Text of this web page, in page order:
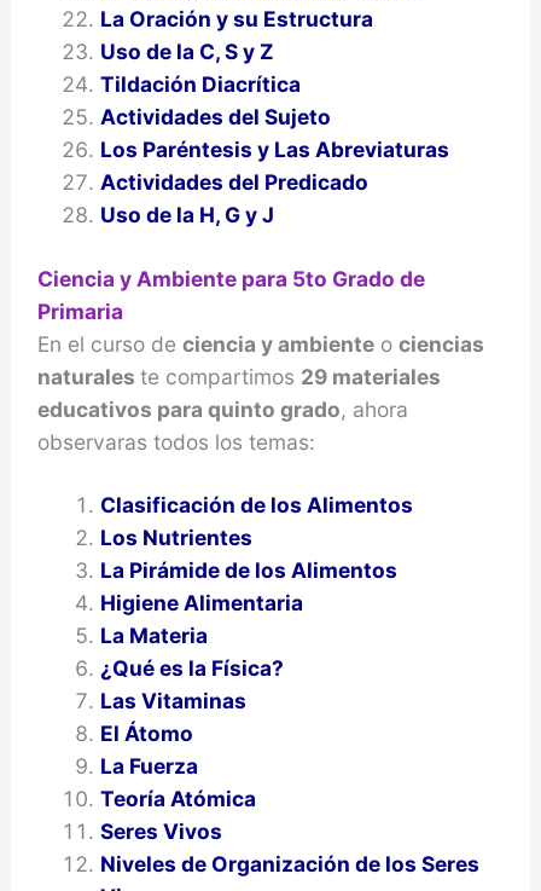
La Oración y su Estructura
Uso de la C, S y Z
Tildación Diacrítica
Actividades del Sujeto
Los Paréntesis y Las Abreviaturas
Actividades del Predicado
Uso de la H, G y J
Ciencia y Ambiente para 5to Grado de
Primaria
En el curso de ciencia y ambienteo ciencias
naturales te compartimos 29 materiales
educativos para quinto grado, ahora
observaras todos los temas:
Clasificación de los Alimentos
Los Nutrientes
La Pirámide de los Alimentos
Higiene Alimentaria
La Materia
¿Qué es la Física?
Las Vitaminas
El Átomo
La Fuerza
Teoría Atómica
Seres Vivos
Niveles de Organización de los Seres